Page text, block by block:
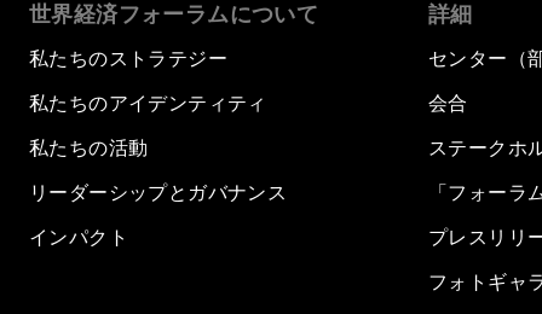
世界経済フォーラムについて
私たちのストラテジー
私たちのアイデンティティ
私たちの活動
リーダーシップとガバナンス
インパクト
詳細
センター（
会合
ステークホ
「フォーラ
プレスリリ
フォトギャ